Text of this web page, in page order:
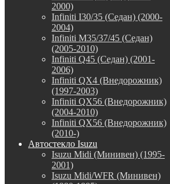
2000)
Infiniti I30/35 (Седан) (2000-
2004)
Infiniti M35/37/45 (Седан)
(2005-2010)
Infiniti Q45 (Седан) (2001-
2006)
Infiniti QX4 (Внедорожник)
(1997-2003)
Infiniti QX56 (Внедорожник)
(2004-2010)
Infiniti QX56 (Внедорожник)
(2010-)
Автостекло Isuzu
Isuzu Midi (Минивен) (1995-
2001)
Isuzu Midi/WFR (Минивен)